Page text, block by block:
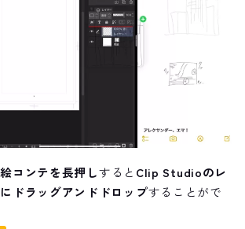
コンテを長押しすると Clip Studioのレ
ドラッグアンドドロップすることがで